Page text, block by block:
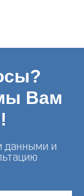
Вам
данными и